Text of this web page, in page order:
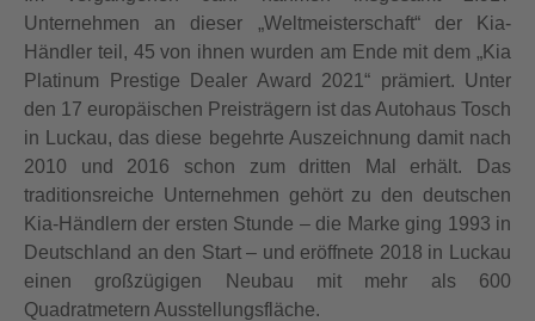
Unternehmen an dieser „Weltmeisterschaft“ der Kia-
Händler teil, 45 von ihnen wurden am Ende mit dem „Kia
Platinum Prestige Dealer Award 2021“ prämiert. Unter
den 17 europäischen Preisträgern ist das Autohaus Tosch
in Luckau, das diese begehrte Auszeichnung damit nach
2010 und 2016 schon zum dritten Mal erhält. Das
traditionsreiche Unternehmen gehört zu den deutschen
Kia-Händlern der ersten Stunde – die Marke ging 1993 in
Deutschland an den Start – und eröffnete 2018 in Luckau
einen großzügigen Neubau mit mehr als 600
Quadratmetern Ausstellungsfläche.